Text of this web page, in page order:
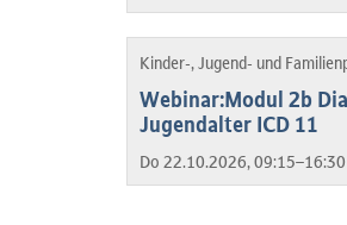
Kinder-, Jugend- und
Webinar:Modul 2b
Jugendalter ICD 11
Do 22.10.2026,